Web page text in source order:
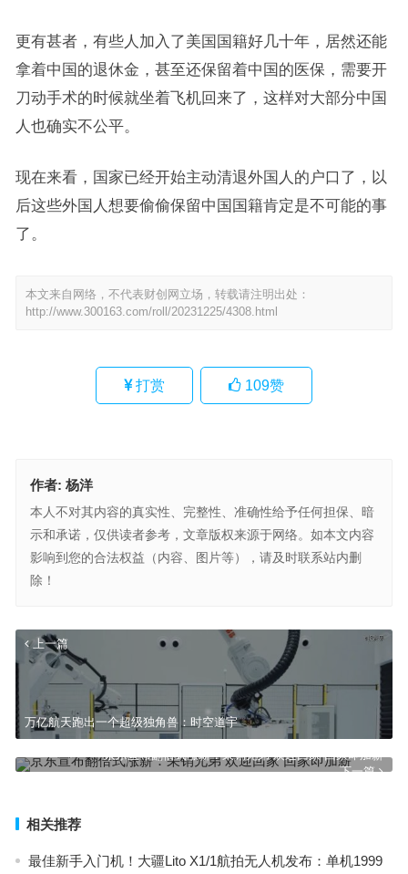
更有甚者，有些人加入了美国国籍好几十年，居然还能
拿着中国的退休金，甚至还保留着中国的医保，需要开
刀动手术的时候就坐着飞机回来了，这样对大部分中国
人也确实不公平。
现在来看，国家已经开始主动清退外国人的户口了，以
后这些外国人想要偷偷保留中国国籍肯定是不可能的事
了。
本文来自网络，不代表财创网立场，转载请注明出处：
http://www.300163.com/roll/20231225/4308.html
打赏 109赞
作者: 杨洋
本人不对其内容的真实性、完整性、准确性给予任何担保、暗
示和承诺，仅供读者参考，文章版权来源于网络。如本文内容
影响到您的合法权益（内容、图片等），请及时联系站内删
除！
上一篇
万亿航天跑出一个超级独角兽：时空道宇
下一篇
京东宣布翻倍式涨薪：采销兄弟 欢迎回家 回家即加薪
相关推荐
最佳新手入门机！大疆Lito X1/1航拍无人机发布：单机1999